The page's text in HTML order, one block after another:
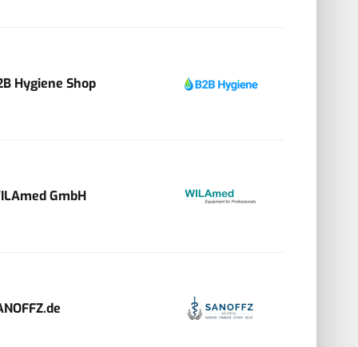
Hygiene Shop
GmbH